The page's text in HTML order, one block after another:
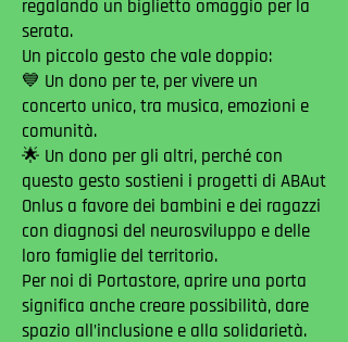
regalando un biglietto omaggio per la
serata.
Un piccolo gesto che vale doppio:
💙 Un dono per te, per vivere un
concerto unico, tra musica, emozioni e
comunità.
🌟 Un dono per gli altri, perché con
questo gesto sostieni i progetti di ABAut
Onlus a favore dei bambini e dei ragazzi
con diagnosi del neurosviluppo e delle
loro famiglie del territorio.
Per noi di Portastore, aprire una porta
significa anche creare possibilità, dare
spazio all’inclusione e alla solidarietà.